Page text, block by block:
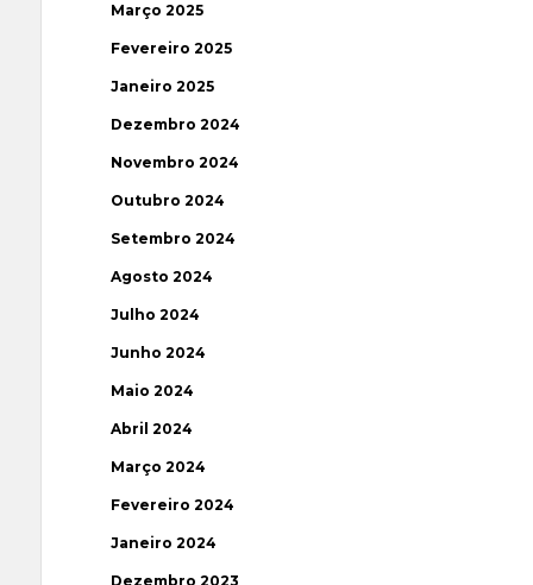
Março 2025
Fevereiro 2025
Janeiro 2025
Dezembro 2024
Novembro 2024
Outubro 2024
Setembro 2024
Agosto 2024
Julho 2024
Junho 2024
Maio 2024
Abril 2024
Março 2024
Fevereiro 2024
Janeiro 2024
Dezembro 2023